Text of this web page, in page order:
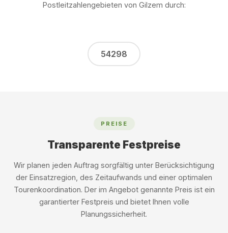
Postleitzahlengebieten von Gilzem durch:
54298
PREISE
Transparente Festpreise
Wir planen jeden Auftrag sorgfältig unter Berücksichtigung
der Einsatzregion, des Zeitaufwands und einer optimalen
Tourenkoordination. Der im Angebot genannte Preis ist ein
garantierter Festpreis und bietet Ihnen volle
Planungssicherheit.